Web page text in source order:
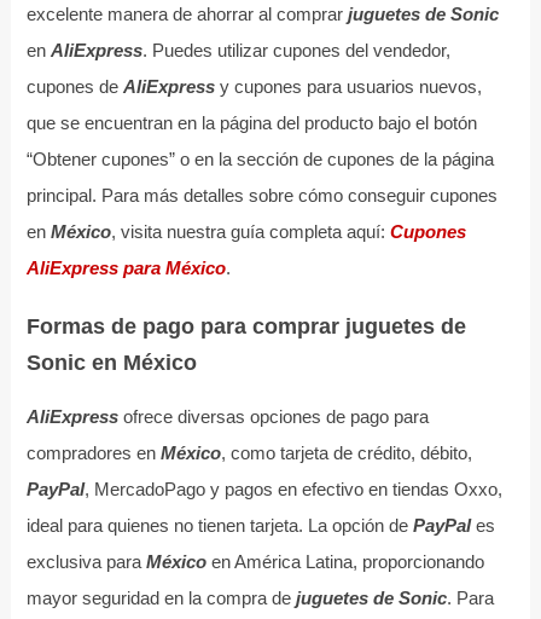
excelente manera de ahorrar al comprar juguetes de Sonic
en AliExpress. Puedes utilizar cupones del vendedor,
cupones de AliExpressy cupones para usuarios nuevos,
que se encuentran en la página del producto bajo el botón
“Obtener cupones” o en la sección de cupones de la página
principal. Para más detalles sobre cómo conseguir cupones
en México, visita nuestra guía completa aquí: Cupones
AliExpress para México.
Formas de pago para comprar juguetes de
Sonic en México
AliExpressofrece diversas opciones de pago para
compradores en México, como tarjeta de crédito, débito,
PayPal, MercadoPago y pagos en efectivo en tiendas Oxxo,
ideal para quienes no tienen tarjeta. La opción de PayPales
exclusiva para Méxicoen América Latina, proporcionando
mayor seguridad en la compra de juguetes de Sonic. Para